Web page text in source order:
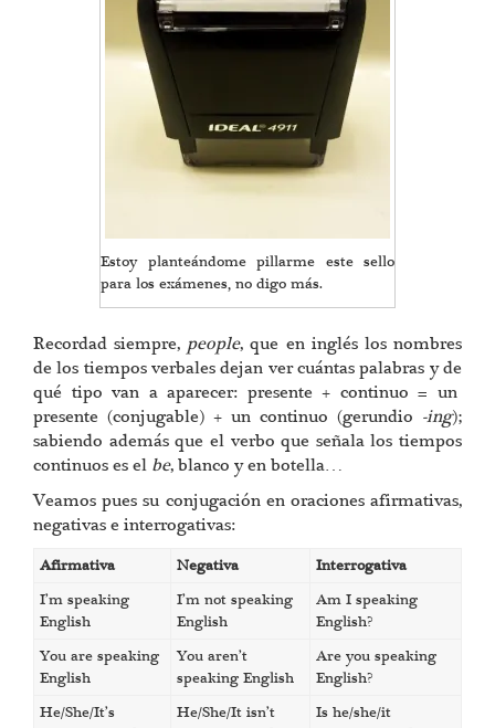
Estoy planteándome pillarme este sello
para los exámenes, no digo más.
Recordad siempre, people, que en inglés los nombres
de los tiempos verbales dejan ver cuántas palabras y de
qué tipo van a aparecer: presente + continuo = un
presente (conjugable) + un continuo (gerundio -ing);
sabiendo además que el verbo que señala los tiempos
continuos es el be, blanco y en botella…
Veamos pues su conjugación en oraciones afirmativas,
negativas e interrogativas:
Afirmativa Negativa
Interrogativa
I’m speaking
English
I’m not speaking
English
Am I speaking
English?
You are speaking
English
You aren’t
speaking English
Are you speaking
English?
He/She/It’s
He/She/It isn’t
Is he/she/it